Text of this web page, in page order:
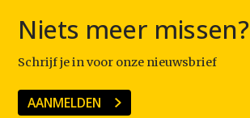
Niets meer missen?
Schrijf je in voor onze nieuwsbrief
AANMELDEN